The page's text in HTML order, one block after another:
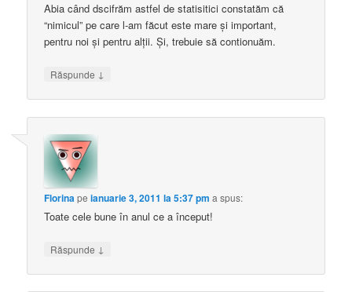
Abia când dscifrăm astfel de statisitici constatăm că
“nimicul” pe care l-am făcut este mare şi important,
pentru noi şi pentru alţii. Şi, trebuie să contionuăm.
Răspunde ↓
Florinapeianuarie 3, 2011 la 5:37 pm a spus:
Toate cele bune în anul ce a început!
Răspunde ↓